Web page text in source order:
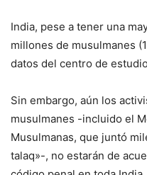
India, pese a tener una
millones de musulmanes
datos del centro de
Sin embargo, aún los
musulmanes -incluido el
Musulmanas, que juntó
talaq»-, no estarán de